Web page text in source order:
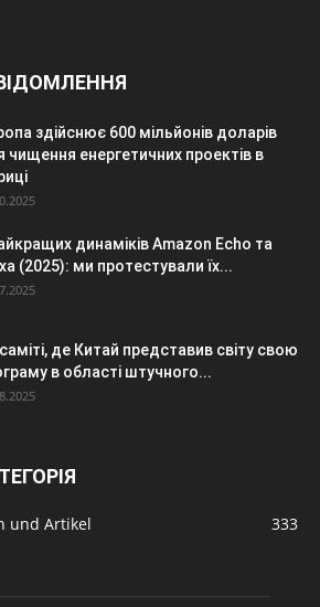
здійснює 600 мільйонів доларів
чищення енергетичних проектів в
динаміків Amazon Echo та
(2025): ми протестували їх...
де Китай представив світу свою
в області штучного...
und Artikel 333